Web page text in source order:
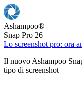
Ashampoo®
Snap Pro 26
Lo screenshot pro: ora
Il nuovo Ashampoo
tipo di screenshot